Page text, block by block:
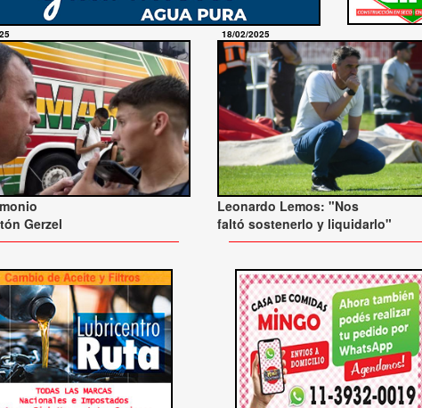
Gerzel
18/02/2025
Leonardo Lemos: "Nos
faltó sostenerlo y liquidarlo"